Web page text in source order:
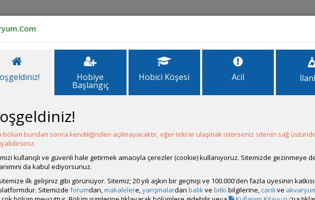
İlanlar Forum
Üyesi
Hesap Durumu:
Aktif
Üyelik Tarihi:
15 Eylül 2025 16:54
Üyenin Mesaj ve İlanlarını Gör
Hobiye
Başlangıç
Hobici Köşesi Acil
bölüm bundan sonra kendiliğinden açılmayacaktır, eğer tekrar ulaşmak isterseniz sitenin sağ
kullanışlı ve güvenli hale getirmek amacıyla çerezler (cookie) kullanıyoruz. Sitemizde gezinmeye
da kabul ediyorsunuz.
ilk gelişiniz gibi görünüyor. Sitemiz; 20 yılı aşkın bir geçmişi ve 100.000'den fazla üyesinin
Sitemizde forumdan,makalelere,yarışmalardan balıkve bitki bilgilerine, canlı ve